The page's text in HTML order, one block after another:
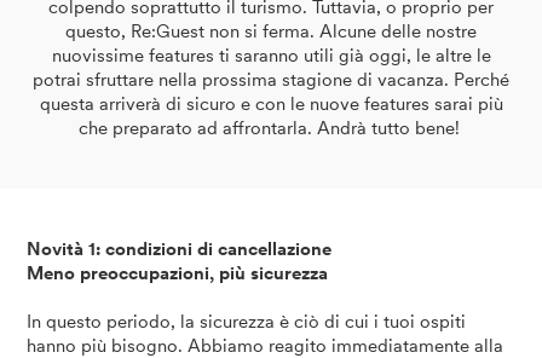
colpendo soprattutto il turismo. Tuttavia, o proprio per
questo, Re:Guest non si ferma. Alcune delle nostre
nuovissime features ti saranno utili già oggi, le altre le
potrai sfruttare nella prossima stagione di vacanza. Perché
questa arriverà di sicuro e con le nuove features sarai più
che preparato ad affrontarla. Andrà tutto bene!
Novità 1: condizioni di cancellazione
Meno preoccupazioni, più sicurezza
In questo periodo, la sicurezza è ciò di cui i tuoi ospiti
hanno più bisogno. Abbiamo reagito immediatamente alla